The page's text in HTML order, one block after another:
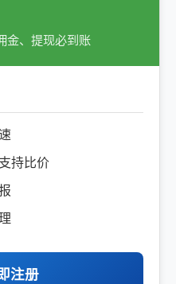
金、提现必到账
持比价
注册